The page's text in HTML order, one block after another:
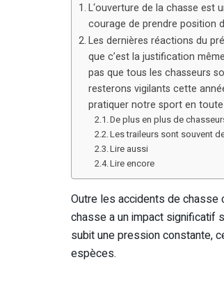
L‘ouverture de la chasse est
courage de prendre position
Les dernières réactions du
que c’est la justification
pas que tous les chasseurs
resterons vigilants cette
pratiquer notre sport en
De plus en plus de
Les traileurs sont souvent
Lire aussi
Lire encore
Outre les accidents de chasse
chasse a un impact significatif
subit une pression constante,
espèces.